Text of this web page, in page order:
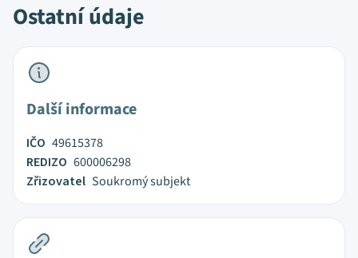
Ostatní údaje
Další informace
IČO 49615378
REDIZO 600006298
Zřizovatel Soukromý subjekt